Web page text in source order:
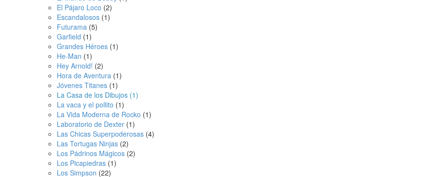
El Pájaro Loco (2)
Escandalosos (1)
Futurama (5)
Garfield (1)
Grandes Héroes (1)
He-Man (1)
Hey Arnold! (2)
Hora de Aventura (1)
Jóvenes Titanes (1)
La Casa de los Dibujos (1)
La vaca y el pollito (1)
La Vida Moderna de Rocko (1)
Laboratorio de Dexter (1)
Las Chicas Superpoderosas (4)
Las Tortugas Ninjas (2)
Los Pádrinos Mágicos (2)
Los Picapiedras (1)
Los Simpson (22)